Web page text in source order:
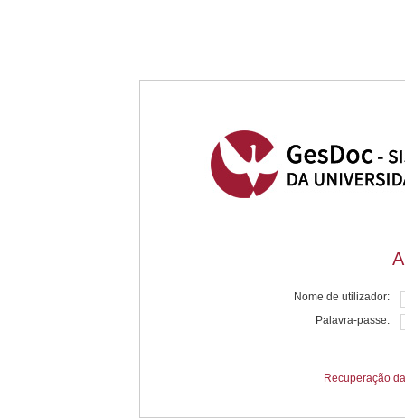
Nome de utilizador:
Palavra-passe:
Recuperação